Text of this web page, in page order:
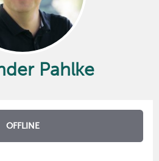
Pahlke
OFFLINE